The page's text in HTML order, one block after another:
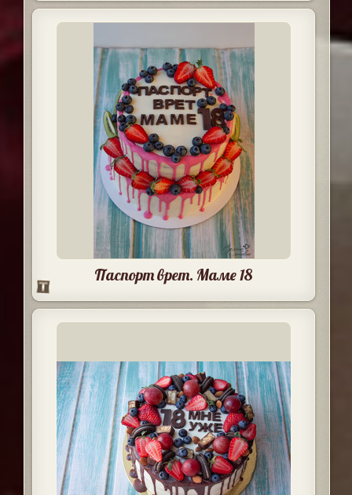
Паспорт врет. Маме 18